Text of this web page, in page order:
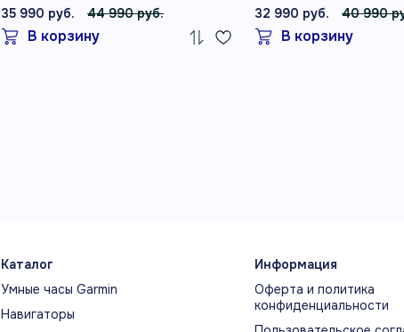
35 990 руб. 44 990 руб.
В корзину
32 990 руб. 40 990
В корзину
Каталог
Умные часы Garmin
Навигаторы
Информация
Оферта и политика
конфиденциальности